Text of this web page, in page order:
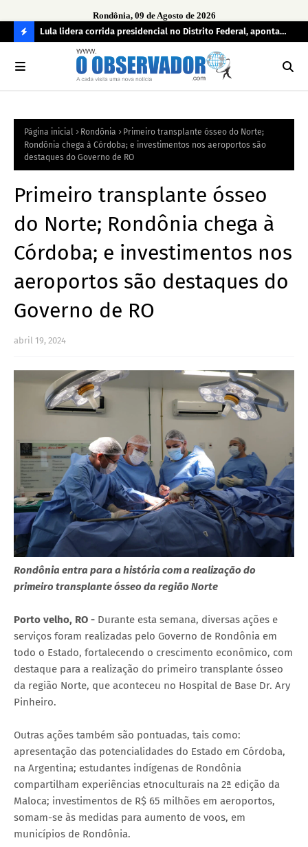
Rondônia, 09 de Agosto de 2026
O
R
A
Lula lidera corrida presidencial no Distrito Federal, aponta
pesquisa; Flávio Bolsonaro aparece em segundo
Página inicial Rondônia
Primeiro transplante ósseo do Norte;
Rondônia chega à Córdoba; e investimentos nos aeroportos são
destaques do Governo de RO
Primeiro transplante ósseo
do Norte; Rondônia chega à
Córdoba; e investimentos nos
aeroportos são destaques do
Governo de RO
abril 19, 2024
Rondônia entra para a história com a realização do
primeiro transplante ósseo da região Norte
Porto velho, RO - Durante esta semana, diversas ações e
serviços foram realizadas pelo Governo de Rondônia em
todo o Estado, fortalecendo o crescimento econômico, com
destaque para a realização do primeiro transplante ósseo
da região Norte, que aconteceu no Hospital de Base Dr. Ary
Pinheiro.
Outras ações também são pontuadas, tais como:
apresentação das potencialidades do Estado em Córdoba,
na Argentina; estudantes indígenas de Rondônia
compartilham experiências etnoculturais na 2ª edição da
Maloca; investimentos de R$ 65 milhões em aeroportos,
somam-se às medidas para aumento de voos, em
municípios de Rondônia.